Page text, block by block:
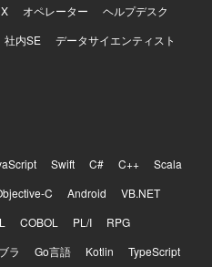
オペレーター
ヘルプデスク
社内SE
データサイエンティスト
Swift C# C++
Scala
C Android
VB.NET
COBOL PL/I
RPG
ラ Go言語 Kotlin
TypeScript